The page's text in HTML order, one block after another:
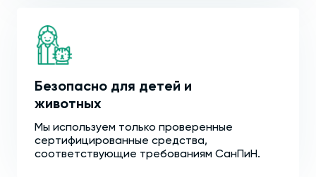
Безопасно для детей и
животных
Мы используем только проверенные
сертифицированные средства,
соответствующие требованиям СанПиН.